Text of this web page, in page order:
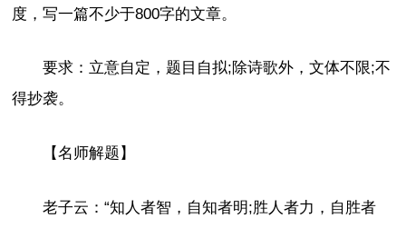
度，写一篇不少于800字的文章。
要求：立意自定，题目自拟;除诗歌外，文体不限;不
得抄袭。
【名师解题】
老子云：“知人者智，自知者明;胜人者力，自胜者